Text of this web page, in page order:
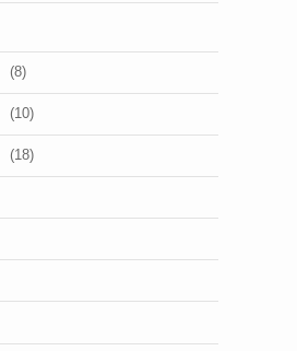
(8)
(10)
(18)